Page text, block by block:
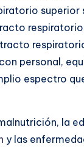
superior
personal,
espectro
la
y las